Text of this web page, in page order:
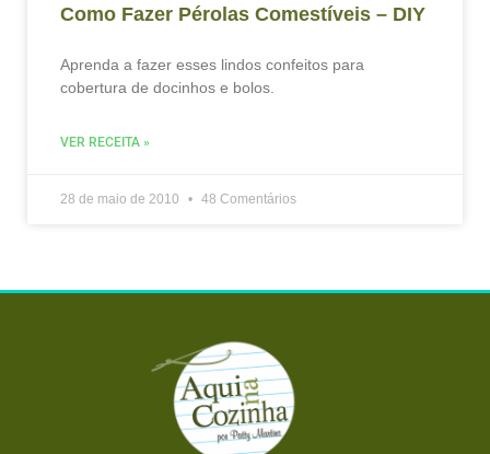
Como Fazer Pérolas Comestíveis – DIY
Aprenda a fazer esses lindos confeitos para
cobertura de docinhos e bolos.
VER RECEITA »
28 de maio de 2010 48 Comentários